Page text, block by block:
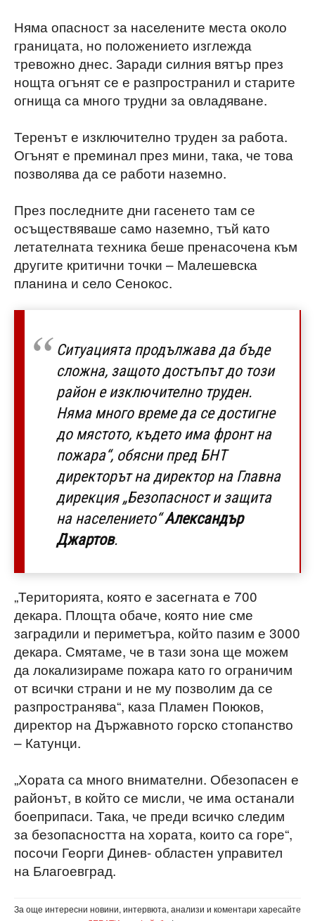
Няма опасност за населените места около
границата, но положението изглежда
тревожно днес. Заради силния вятър през
нощта огънят се е разпространил и старите
огнища са много трудни за овладяване.
Теренът е изключително труден за работа.
Огънят е преминал през мини, така, че това
позволява да се работи наземно.
През последните дни гасенето там се
осъществяваше само наземно, тъй като
летателната техника беше пренасочена към
другите критични точки – Малешевска
планина и село Сенокос.
Ситуацията продължава да бъде
сложна, защото достъпът до този
район е изключително труден.
Няма много време да се достигне
до мястото, където има фронт на
пожара“, обясни пред БНТ
директорът на директор на Главна
дирекция „Безопасност и защита
на населението“Александър
Джартов.
„Територията, която е засегната е 700
декара. Площта обаче, която ние сме
заградили и периметъра, който пазим е 3000
декара. Смятаме, че в тази зона ще можем
да локализираме пожара като го ограничим
от всички страни и не му позволим да се
разпространява“, каза Пламен Поюков,
директор на Държавното горско стопанство
– Катунци.
„Хората са много внимателни. Обезопасен е
районът, в който се мисли, че има останали
боеприпаси. Така, че преди всичко следим
за безопасността на хората, които са горе“,
посочи Георги Динев- областен управител
на Благоевград.
За още интересни новини, интервюта, анализи и коментари харесайте